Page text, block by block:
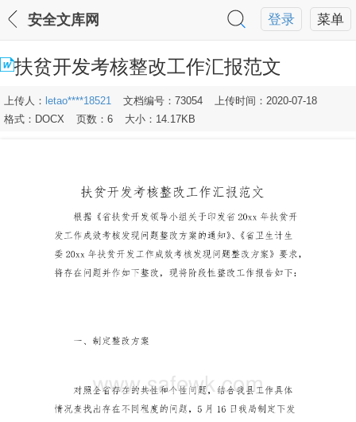
菜单
登录
安全文库网
扶贫开发考核整改工作汇报范文
上传人： letao****18521 文档编号：73054
上传时间：2020-07-18
格式：DOCX
页数：6 大小：14.17KB